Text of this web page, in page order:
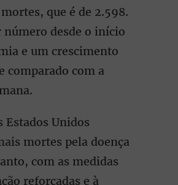
que é de 2.598.
número desde o início
e um crescimento
comparado com a
Estados Unidos
mortes pela doença
com as medidas
reforçadas e à